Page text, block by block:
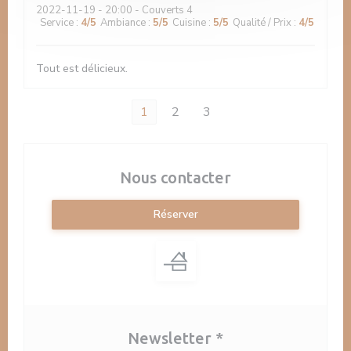
2022-11-19 - 20:00 - Couverts 4
Service : 4/5 Ambiance : 5/5 Cuisine : 5/5 Qualité / Prix : 4/5
Tout est délicieux.
1 2 3
Nous contacter
Réserver
Newsletter *